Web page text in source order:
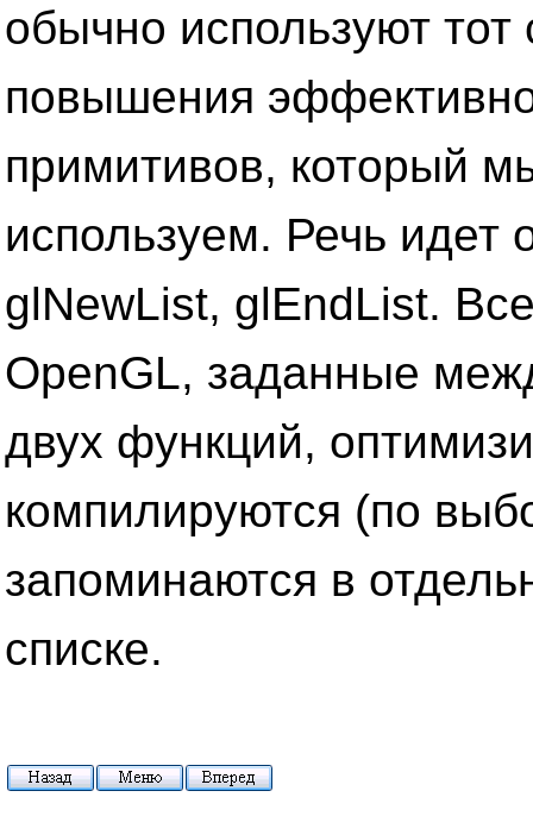
обычно используют тот
повышения
примитивов, который
используем. Речь идет
glNewList, glEndList.
OpenGL, заданные
двух функций,
компилируются (по
запоминаются в
списке.